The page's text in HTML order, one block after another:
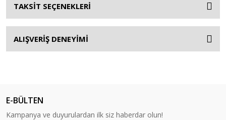
TAKSİT SEÇENEKLERİ
ALIŞVERİŞ DENEYİMİ
E-BÜLTEN
Kampanya ve duyurulardan ilk siz haberdar olun!